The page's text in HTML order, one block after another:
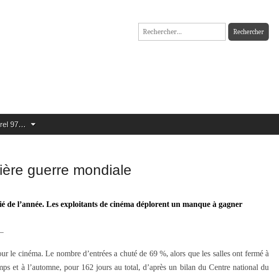
Rechercher :
97…
guerre mondiale
de l’année. Les exploitants de cinéma déplorent un manque à gagner
le cinéma. Le nombre d’entrées a chuté de 69 %, alors que les salles ont fermé à
et à l’automne, pour 162 jours au total, d’après un bilan du Centre national du